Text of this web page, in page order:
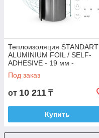
Теплоизоляция STANDART
ALUMINIUM FOIL / SELF-
ADHESIVE - 19 мм -
самоклеющаяся с алюм.
покрытием
Под заказ
от 10 211 ₸
Купить